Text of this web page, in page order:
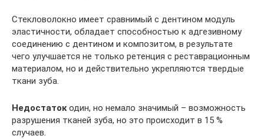
Стекловолокно имеет сравнимый с дентином модуль
эластичности, обладает способностью к адгезивному
соединению с дентином и композитом, в результате
чего улучшается не только ретенция с реставрационным
материалом, но и действительно укрепляются твердые
ткани зуба.
Недостатокодин, но немало значимый – возможность
разрушения тканей зуба, но это происходит в 15 %
случаев.